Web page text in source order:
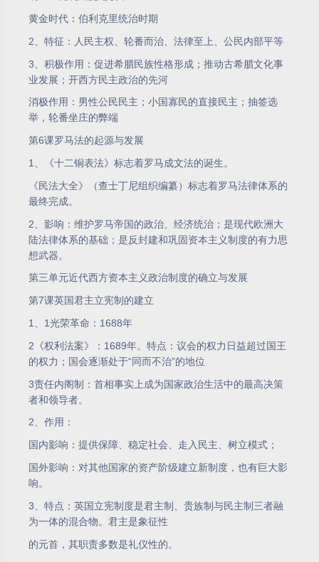
黄金时代：伯利克里统治时期
2、特征：人民主权、轮番而治、法律至上、公民内部平等
3、积极作用：促进希腊民族性格形成；推动古希腊文化事
业发展；开西方民主政治的先河
消极作用：男性公民民主；小国寡民的直接民主；抽签选
举，轮番坐庄的弊端
第6课罗马法的起源与发展
1、《十二铜表法》标志着罗马成文法的诞生。
《民法大全》（查士丁尼组织编纂）标志着罗马法律体系的
最终完成。
2、影响：维护罗马帝国的政治、经济统治；是现代欧洲大
陆法律体系的基础；是反封建和巩固资本主义制度的有力思
想武器。
第三单元近代西方资本主义政治制度的确立与发展
第7课英国君主立宪制的建立
1、1光荣革命：1688年
2《权利法案》：1689年。特点：议会的权力日益超过国王
的权力；国会逐渐处于“同而不治”的地位
3责任内阁制：首相事实上成为国家政治生活中的最高决策
者和领导者。
2、作用：
国内影响：提供保障、稳定社会、走入民主、树立模式；
国外影响：对其他国家的资产阶级建立新制度，也有巨大影
响。
3、特点：英国立宪制度是君主制、贵族制与民主制三者融
为一体的混合物。君主是象征性
的元首，其职责多数是礼仪性的。